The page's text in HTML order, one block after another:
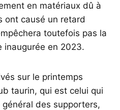
en matériaux dû à
ont causé un retard
toutefois pas la
inaugurée en 2023.
sur le printemps
taurin, qui est celui qui
des supporters,